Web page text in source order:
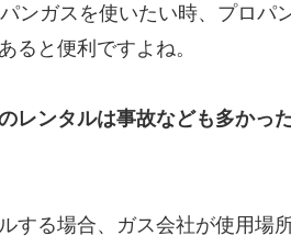
ンガスを使いたい時、プロパ
ると便利ですよね。
レンタルは事故なども多かっ
する場合、ガス会社が使用場